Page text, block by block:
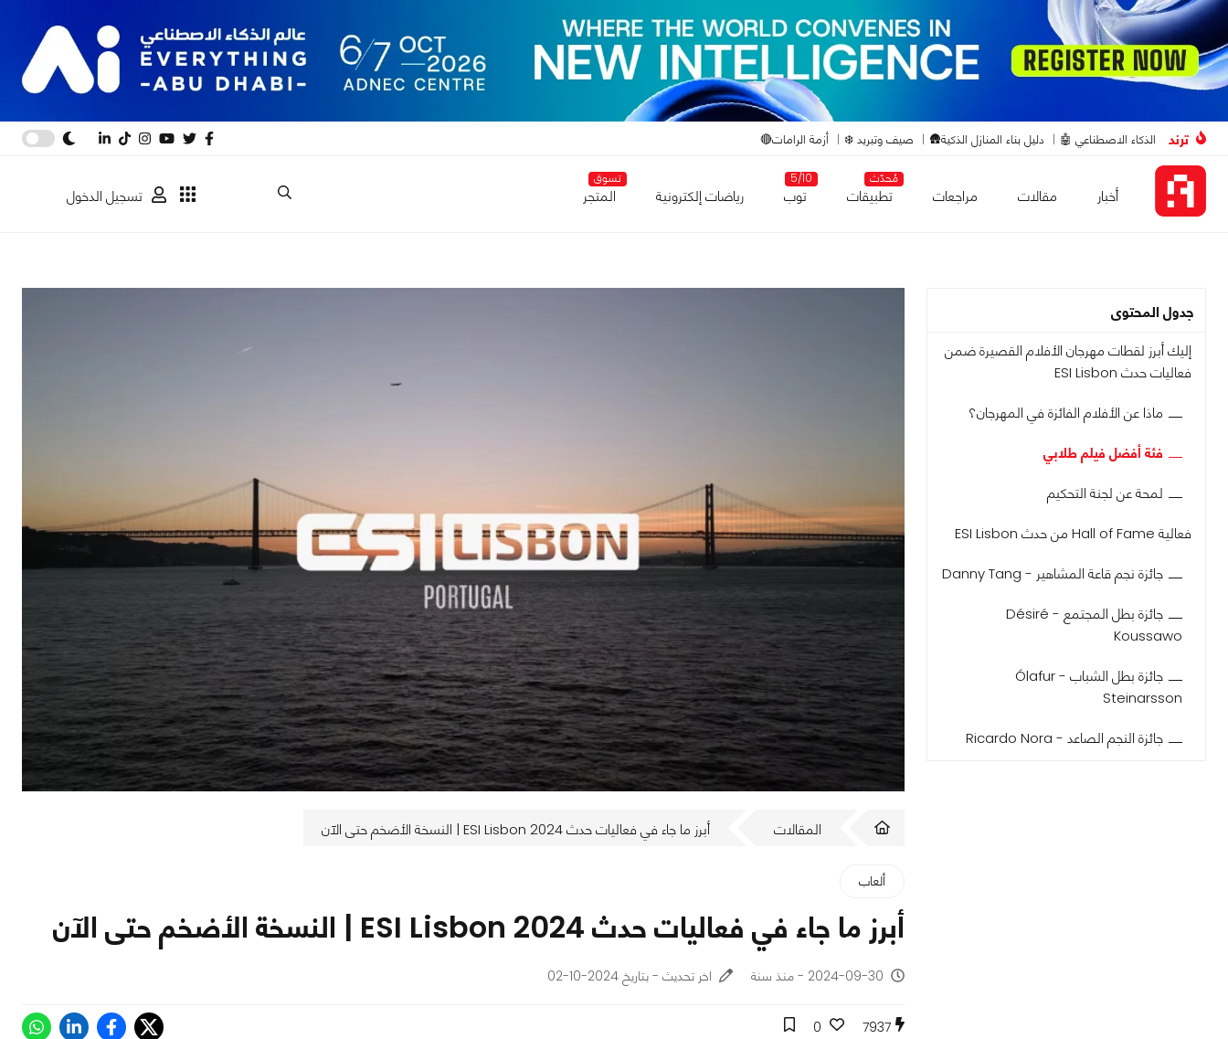
ترند الذكاء الاصطناعي 🤖 دليل بناء المنازل الذكية🛖 صيف وتبريد ❄️ أزمة الرامات🔴
أخبار مقالات مراجعات
مُحدّث
تطبيقات
5/10
توب رياضات إلكترونية
تسوق
المتجر تسجيل الدخول
جدول المحتوى
إليك أبرز لقطات مهرجان الأفلام القصيرة ضمن
فعاليات حدث ESI Lisbon
ماذا عن الأفلام الفائزة في المهرجان؟
فئة أفضل فيلم طلابي
لمحة عن لجنة التحكيم
فعالية Hall of Fame من حدث ESI Lisbon
جائزة نجم قاعة المشاهير - Danny Tang
جائزة بطل المجتمع - Désiré
Koussawo
جائزة بطل الشباب - Ólafur
Steinarsson
جائزة النجم الصاعد - Ricardo Nora
المقالات أبرز ما جاء في فعاليات حدث ESI Lisbon 2024 | النسخة الأضخم حتى الآن
ألعاب
أبرز ما جاء في فعاليات حدث ESI Lisbon 2024 | النسخة الأضخم حتى الآن
2024-09-30 - منذ سنة اخر تحديث - بتاريخ 2024-10-02
7937
0